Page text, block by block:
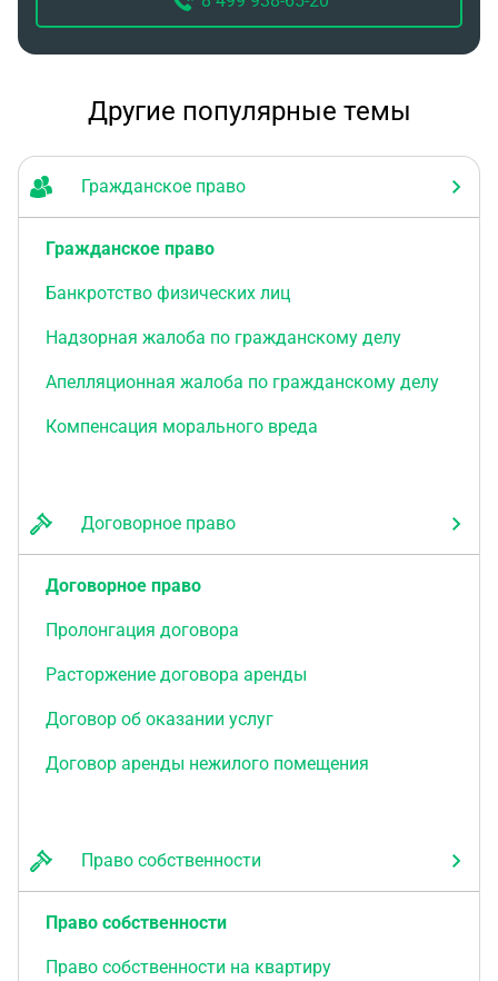
Другие популярные темы
Гражданское право
Гражданское право
Банкротство физических лиц
Надзорная жалоба по гражданскому делу
Апелляционная жалоба по гражданскому делу
Компенсация морального вреда
Договорное право
Договорное право
Пролонгация договора
Расторжение договора аренды
Договор об оказании услуг
Договор аренды нежилого помещения
Право собственности
Право собственности
Право собственности на квартиру